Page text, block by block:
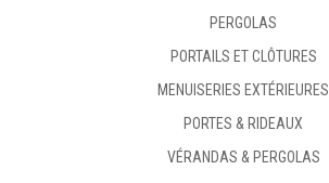
PERGOLAS
PORTAILS ET CLÔTURES
MENUISERIES EXTÉRIEURES
PORTES & RIDEAUX
VÉRANDAS & PERGOLAS